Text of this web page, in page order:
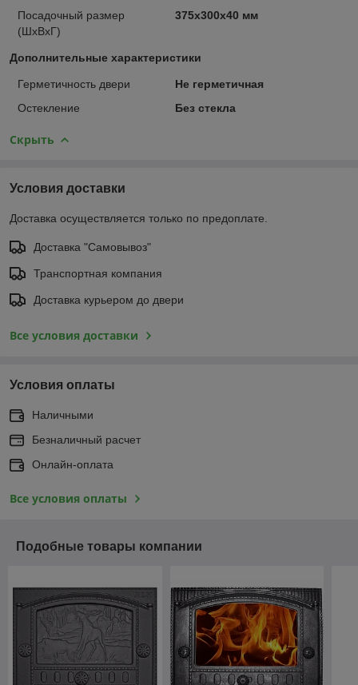
Посадочный размер
(ШхВхГ)
375х300х40 мм
Дополнительные характеристики
Герметичность двери
Не герметичная
Остекление
Без стекла
Скрыть
Условия доставки
Доставка осуществляется только по предоплате.
Доставка "Самовывоз"
Транспортная компания
Доставка курьером до двери
Все условия доставки
Условия оплаты
Наличными
Безналичный расчет
Онлайн-оплата
Все условия оплаты
Подобные товары компании